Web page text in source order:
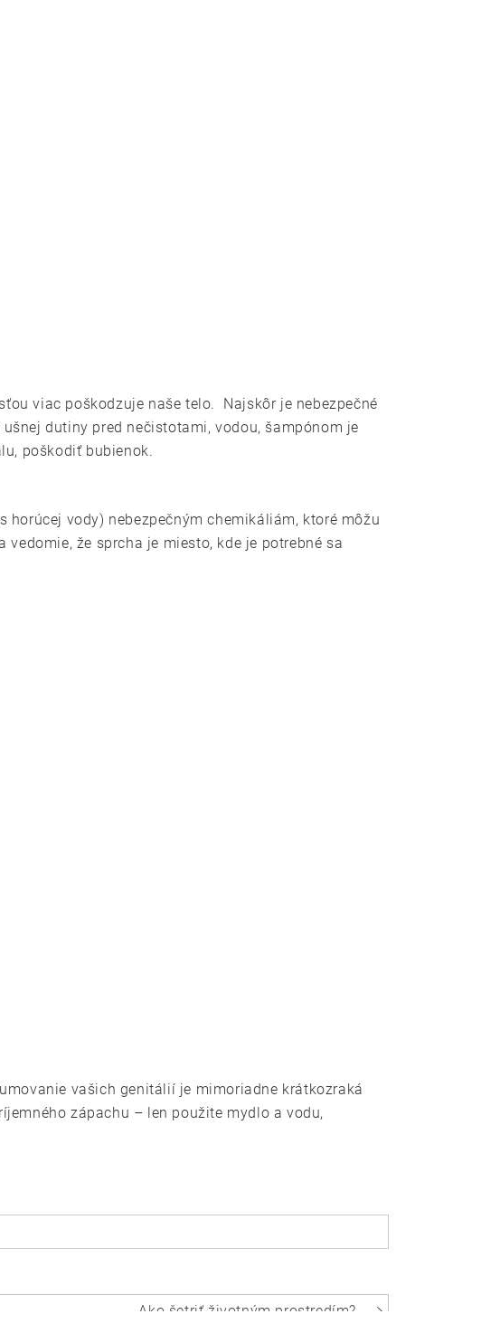
viac poškodzuje naše telo. Najskôr je nebezpečné
dutiny pred nečistotami, vodou, šampónom je
poškodiť bubienok.
vody) nebezpečným chemikáliám, ktoré môžu
že sprcha je miesto, kde je potrebné sa
vašich genitálií je mimoriadne krátkozraká
zápachu – len použite mydlo a vodu,
Ako šetriť životným prostredím?